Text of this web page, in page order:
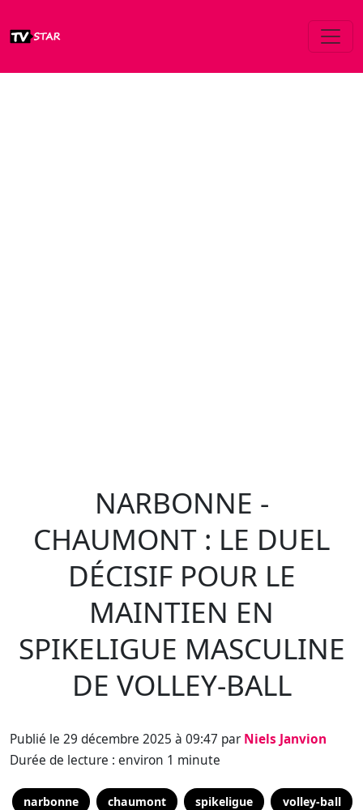
NARBONNE -
CHAUMONT : LE DUEL
DÉCISIF POUR LE
MAINTIEN EN
SPIKELIGUE MASCULINE
DE VOLLEY-BALL
Publié le 29 décembre 2025 à 09:47 par Niels Janvion
Durée de lecture : environ 1 minute
narbonne chaumont spikeligue volley-ball